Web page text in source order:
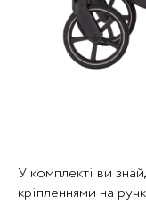
У комплекті ви
кріпленнями на